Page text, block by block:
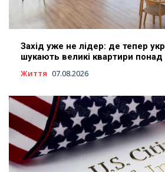
Захід уже не лідер: де тепер
шукають великі квартири понад
Життя 07.08.2026